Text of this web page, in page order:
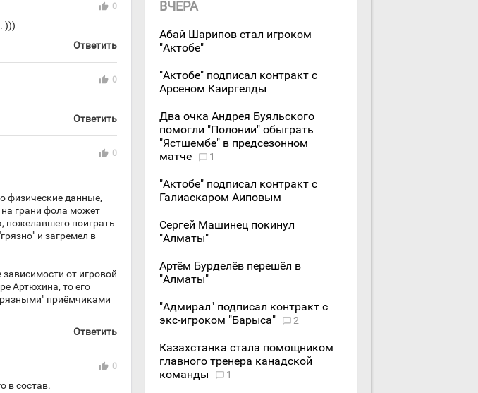
thumb_up 0
)))
Ответить
thumb_up 0
Ответить
thumb_up 0
физические данные,
грани фола может
пожелавшего поиграть
и загремел в
от игровой
Артюхина, то его
приёмчиками
Ответить
thumb_up 0
в состав.
ВЧЕРА
Абай Шарипов стал игроком
"Актобе"
"Актобе" подписал контракт с
Арсеном Каиргелды
Два очка Андрея Буяльского
помогли "Полонии" обыграть
"Ястшембе" в предсезонном
матче
1
"Актобе" подписал контракт с
Галиаскаром Аиповым
Сергей Машинец покинул
"Алматы"
Артём Бурделёв перешёл в
"Алматы"
"Адмирал" подписал контракт с
экс-игроком "Барыса"
2
Казахстанка стала помощником
главного тренера канадской
команды
1